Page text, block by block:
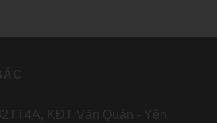
KĐT Văn Quán - Yên